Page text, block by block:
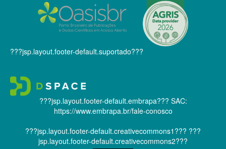
???jsp.layout.footer-default.suportado???
???jsp.layout.footer-default.embrapa??? SAC:
https://www.embrapa.br/fale-conosco
???jsp.layout.footer-default.creativecommons1??? ???
jsp.layout.footer-default.creativecommons2???